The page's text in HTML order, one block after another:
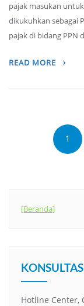
pajak masukan
dikukuhkan sebagai
pajak di bidang PPN
READ MORE
1
[Beranda]
Hotline Center,